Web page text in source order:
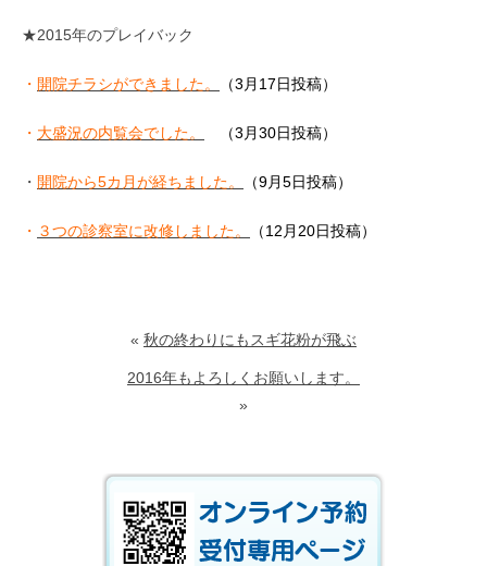
★2015年のプレイバック
・ 開院チラシができました。 （3月17日投稿）
・ 大盛況の内覧会でした。 （3月30日投稿）
・ 開院から5カ月が経ちました。 （9月5日投稿）
・ ３つの診察室に改修しました。 （12月20日投稿）
« 秋の終わりにもスギ花粉が飛ぶ
2016年もよろしくお願いします。
»